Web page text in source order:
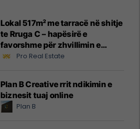
Lokal 517m² me tarracë në shitje
te Rruga C – hapësirë e
favorshme për zhvillimin e
biznesit #15796
Pro Real Estate
Plan B Creative rrit ndikimin e
biznesit tuaj online
Plan B